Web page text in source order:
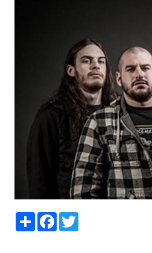
S
h
F
a